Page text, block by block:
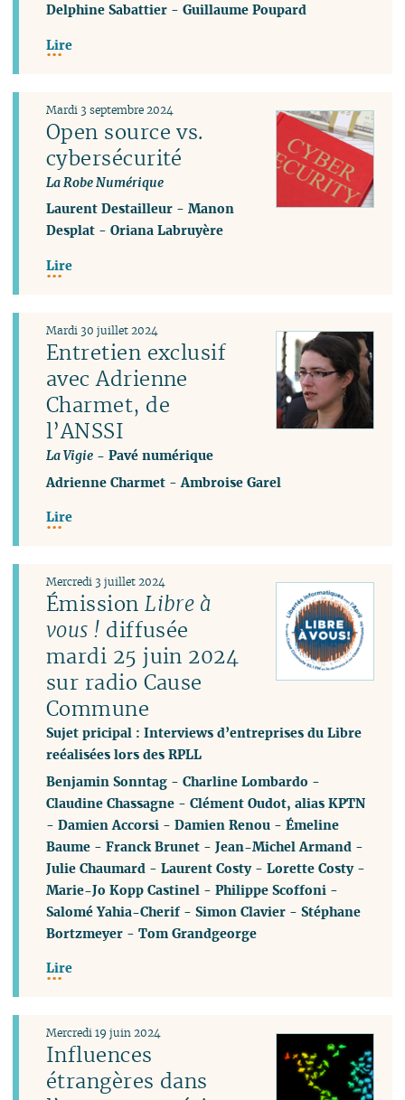
Delphine Sabattier -Guillaume Poupard
Lire
Open source vs.
cybersécurité
La Robe Numérique
Mardi 3 septembre 2024
Laurent Destailleur -Manon
Desplat -Oriana Labruyère
Lire
Entretien exclusif
avec Adrienne
Charmet, de
l’ANSSI
La Vigie - Pavé numérique
Mardi 30 juillet 2024
Adrienne Charmet -Ambroise Garel
Lire
ÉmissionLibre à
vous ! diffusée
mardi 25 juin 2024
sur radio Cause
Commune
Sujet pricipal : Interviews d’entreprises du Libre
reéalisées lors des RPLL
Mercredi 3 juillet 2024
Benjamin Sonntag -Charline Lombardo -
Claudine Chassagne -Clément Oudot, alias KPTN
-Damien Accorsi -Damien Renou -Émeline
Baume -Franck Brunet -Jean-Michel Armand -
Julie Chaumard -Laurent Costy-Lorette Costy-
Marie-Jo Kopp Castinel -Philippe Scoffoni -
Salomé Yahia-Cherif-Simon Clavier -Stéphane
Bortzmeyer -Tom Grandgeorge
Lire
Influences
étrangères dans
Mercredi 19 juin 2024